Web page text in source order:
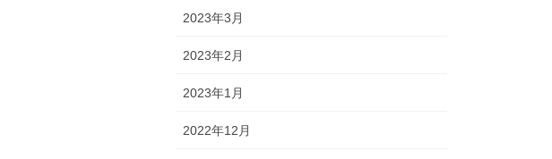
2023年3月
2023年2月
2023年1月
2022年12月